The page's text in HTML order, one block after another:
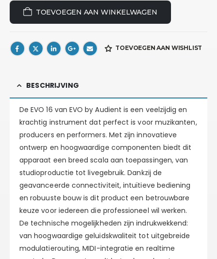
TOEVOEGEN AAN WINKELWAGEN
TOEVOEGEN AAN WISHLIST
BESCHRIJVING
De EVO 16 van EVO by Audient is een veelzijdig en
krachtig instrument dat perfect is voor muzikanten,
producers en performers. Met zijn innovatieve
ontwerp en hoogwaardige componenten biedt dit
apparaat een breed scala aan toepassingen, van
studioproductie tot livegebruik. Dankzij de
geavanceerde connectiviteit, intuïtieve bediening
en robuuste bouw is dit product een betrouwbare
keuze voor iedereen die professioneel wil werken.
De technische mogelijkheden zijn indrukwekkend:
van hoogwaardige geluidskwaliteit tot uitgebreide
modulatierouting, MIDI-integratie en realtime